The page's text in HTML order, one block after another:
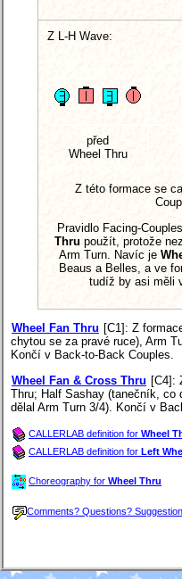
Z L-H Wave:
před
Wheel Thru
Z této formace se
Pravidlo Facing-
Thru použít, protože
Arm Turn. Navíc je
Beaus a Belles, a ve
tudíž by asi měli
Wheel Fan Thru [C1] : Z
chytou se za pravé ruce), Arm
Končí v Back-to-Back Couples.
Wheel Fan & Cross Thru [C4]:
Thru; Half Sashay (tanečník, co
dělal Arm Turn 3/4). Končí v
CALLERLAB definition for Wheel
CALLERLAB definition for Left
Choreography for Wheel Thru
Comments? Questions?